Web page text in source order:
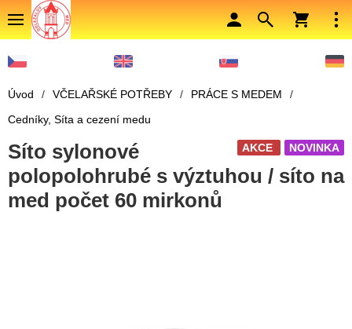
Úvod / VČELAŘSKÉ POTŘEBY / PRÁCE S MEDEM
/
Cedníky, Síta a cezení medu
NOVINKA
AKCE
Síto sylonové
polopolohrubé s výztuhou / síto na
med počet 60 mirkonů